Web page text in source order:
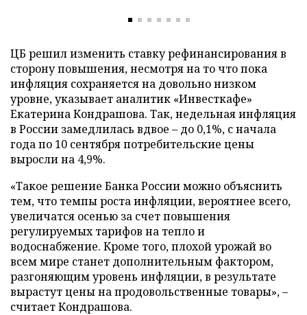
ЦБ решил изменить ставку рефинансирования в
сторону повышения, несмотря на то что пока
инфляция сохраняется на довольно низком
уровне, указывает аналитик «Инвесткафе»
Екатерина Кондрашова. Так, недельная инфляция
в России замедлилась вдвое – до 0,1%, с начала
года по 10 сентября потребительские цены
выросли на 4,9%.
«Такое решение Банка России можно объяснить
тем, что темпы роста инфляции, вероятнее всего,
увеличатся осенью за счет повышения
регулируемых тарифов на тепло и
водоснабжение. Кроме того, плохой урожай во
всем мире станет дополнительным фактором,
разгоняющим уровень инфляции, в результате
вырастут цены на продовольственные товары», –
считает Кондрашова.